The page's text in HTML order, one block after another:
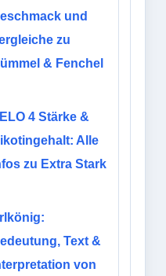
und
zu
& Fenchel
4 Stärke &
Alle
zu Extra Stark
Text &
von